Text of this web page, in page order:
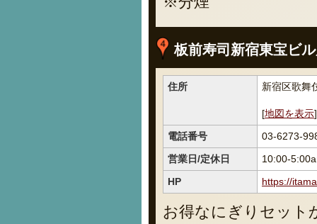
板前寿司新宿東宝ビ
住所 新宿区歌舞
[地図を表示]
電話番号
03-6273-
営業日/定休日
10:00-
HP
https://
お得なにぎりセット